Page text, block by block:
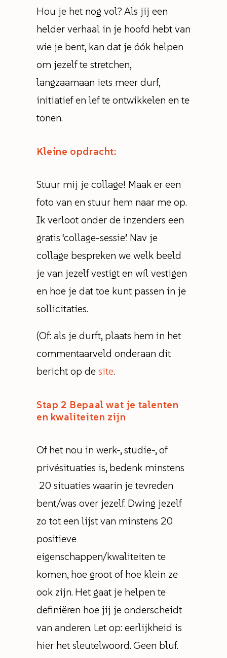
Hou je het nog vol? Als jij een
helder verhaal in je hoofd hebt van
wie je bent, kan dat je óók helpen
om jezelf te stretchen,
langzaamaan iets meer durf,
initiatief en lef te ontwikkelen en te
tonen.
Kleine opdracht:
Stuur mij je collage! Maak er een
foto van en stuur hem naar me op.
Ik verloot onder de inzenders een
gratis ‘collage-sessie’. Nav je
collage bespreken we welk beeld
je van jezelf vestigt en wíl vestigen
en hoe je dat toe kunt passen in je
sollicitaties.
(Of: als je durft, plaats hem in het
commentaarveld onderaan dit
bericht op desite.
Stap 2 Bepaal wat je talenten
en kwaliteiten zijn
Of het nou in werk-, studie-, of
privésituaties is, bedenk minstens
20 situaties waarin je tevreden
bent/was over jezelf. Dwing jezelf
zo tot een lijst van minstens 20
positieve
eigenschappen/kwaliteiten te
komen, hoe groot of hoe klein ze
ook zijn. Het gaat je helpen te
definiëren hoe jij je onderscheidt
van anderen. Let op: eerlijkheid is
hier het sleutelwoord. Geen bluf.